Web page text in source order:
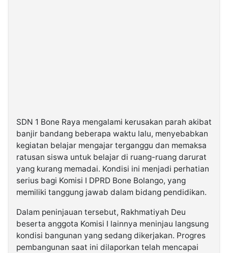
SDN 1 Bone Raya mengalami kerusakan parah akibat
banjir bandang beberapa waktu lalu, menyebabkan
kegiatan belajar mengajar terganggu dan memaksa
ratusan siswa untuk belajar di ruang-ruang darurat
yang kurang memadai. Kondisi ini menjadi perhatian
serius bagi Komisi I DPRD Bone Bolango, yang
memiliki tanggung jawab dalam bidang pendidikan.
Dalam peninjauan tersebut, Rakhmatiyah Deu
beserta anggota Komisi I lainnya meninjau langsung
kondisi bangunan yang sedang dikerjakan. Progres
pembangunan saat ini dilaporkan telah mencapai